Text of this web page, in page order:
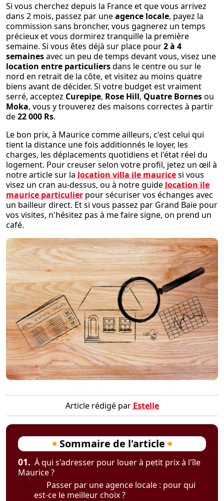
Si vous cherchez depuis la France et que vous arrivez
dans 2 mois, passez par uneagence locale, payez la
commission sans broncher, vous gagnerez un temps
précieux et vous dormirez tranquille la première
semaine. Si vous êtes déjà sur place pour2 à 4
semainesavec un peu de temps devant vous, visez une
location entre particuliersdans le centre ou sur le
nord en retrait de la côte, et visitez au moins quatre
biens avant de décider. Si votre budget est vraiment
serré, acceptez Curepipe, Rose Hill, Quatre Bornesou
Moka, vous y trouverez des maisons correctes à partir
de22 000 Rs.
Le bon prix, à Maurice comme ailleurs, c'est celui qui
tient la distance une fois additionnés le loyer, les
charges, les déplacements quotidiens et l'état réel du
logement. Pour creuser selon votre profil, jetez un œil à
notre article sur la location villa ile mauricesi vous
visez un cran au-dessus, ou à notre guide location ile
maurice particulier pour sécuriser vos échanges avec
un bailleur direct. Et si vous passez par Grand Baie pour
vos visites, n'hésitez pas à me faire signe, on prend un
café.
Article rédigé par Estelle
Sommaire de l'article
01. À qui s'adresser pour louer à petit prix à l'île
Maurice ?
Passer par une agence locale : pour qui
est-ce le meilleur choix ?